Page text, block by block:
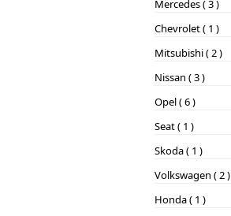
Mercedes ( 3 )
Chevrolet ( 1 )
Mitsubishi ( 2 )
Nissan ( 3 )
Opel ( 6 )
Seat ( 1 )
Skoda ( 1 )
Volkswagen ( 2 )
Honda ( 1 )